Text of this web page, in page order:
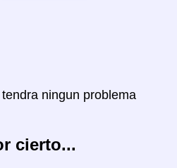
ningun problema
cierto...